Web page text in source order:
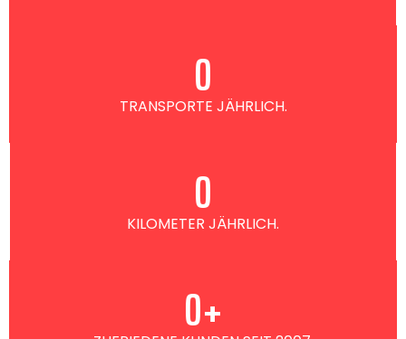
TRANSPORTE JÄHRLICH.
0
KILOMETER JÄHRLICH.
0
0+